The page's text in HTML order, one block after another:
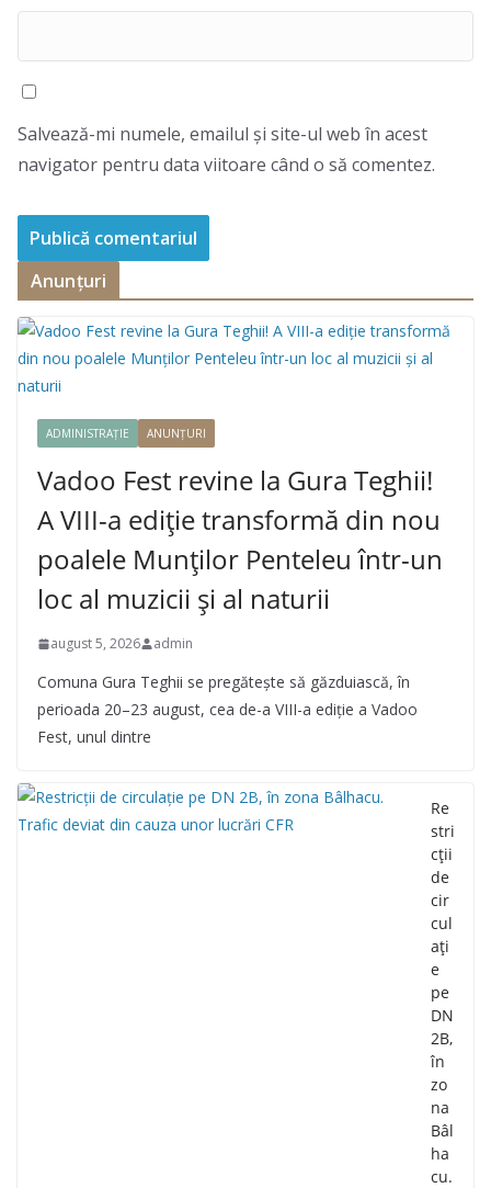
Salvează-mi numele, emailul și site-ul web în acest
navigator pentru data viitoare când o să comentez.
Anunțuri
ADMINISTRAȚIE ANUNȚURI
Vadoo Fest revine la Gura Teghii!
A VIII-a ediție transformă din nou
poalele Munților Penteleu într-un
loc al muzicii și al naturii
august 5, 2026 admin
Comuna Gura Teghii se pregătește să găzduiască, în
perioada 20–23 august, cea de-a VIII-a ediție a Vadoo
Fest, unul dintre
Re
stri
cții
de
cir
cul
ați
e
pe
DN
2B,
în
zo
na
Bâl
ha
cu.